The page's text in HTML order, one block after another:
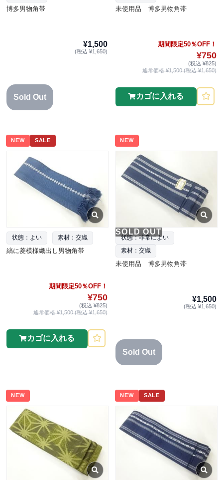
博多男物角帯
¥1,500
(税込 ¥1,650)
Sold Out
未使用品 博多男物角帯
期間限定50％OFF！
¥750
(税込 ¥825)
通常価格 ¥1,500 (税込 ¥1,650)
カゴに入れる
NEW SALE
状態：よい 素材：交織
縞に菱模様織出し男物角帯
期間限定50％OFF！
¥750
(税込 ¥825)
通常価格 ¥1,500 (税込 ¥1,650)
カゴに入れる
NEW
SOLD OUT
状態：非常によい
素材：交織
未使用品 博多男物角帯
¥1,500
(税込 ¥1,650)
Sold Out
NEW NEW SALE